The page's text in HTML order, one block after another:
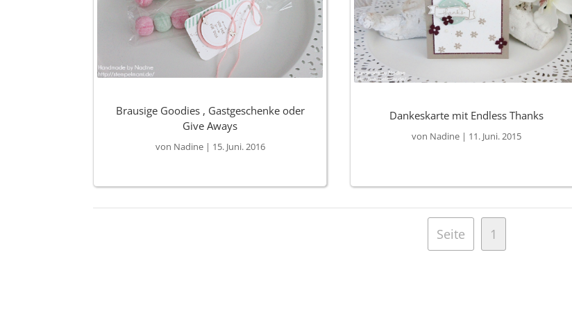
Brausige Goodies , Gastgeschenke oder
Give Aways
von Nadine| 15. Juni. 2016
Dankeskarte mit Endless Thanks
von Nadine| 11. Juni. 2015
Seite 1